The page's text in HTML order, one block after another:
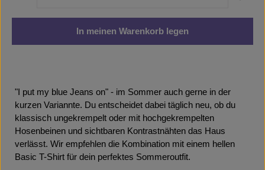
In meinen Warenkorb legen
"I put my blue Jeans on" - im Sommer auch gerne in der
kurzen Variannte. Du entscheidet dabei täglich neu, ob du
klassisch ungekrempelt oder mit hochgekrempelten
Hosenbeinen und sichtbaren Kontrastnähten das Haus
verlässt. Wir empfehlen die Kombination mit einem hellen
Basic T-Shirt für dein perfektes Sommeroutfit.